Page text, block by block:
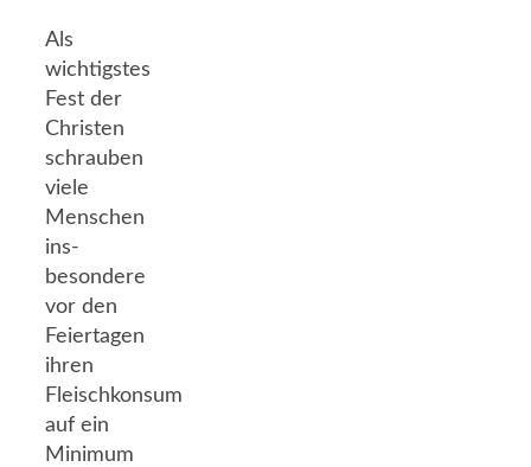
Als
wichtigstes
Fest der
Christen
schrauben
viele
Menschen
ins-
besondere
vor den
Feiertagen
ihren
Fleischkonsum
auf ein
Minimum